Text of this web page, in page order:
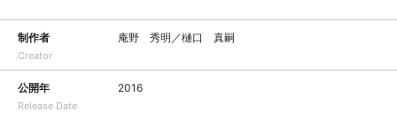
制作者
Creator
庵野 秀明／樋口 真嗣
公開年
Release Date
2016